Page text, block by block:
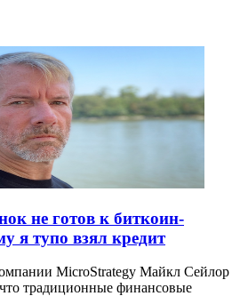
не готов к биткоин-
я тупо взял кредит
MicroStrategy Майкл Сейлор
традиционные финансовые